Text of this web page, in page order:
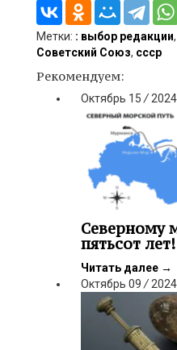
Метки: : выбор редакции,
Советский Союз, ссср
Рекомендуем:
Октябрь 15 / 2024
Северному
пятьсот лет!
Читать далее →
Октябрь 09/2024